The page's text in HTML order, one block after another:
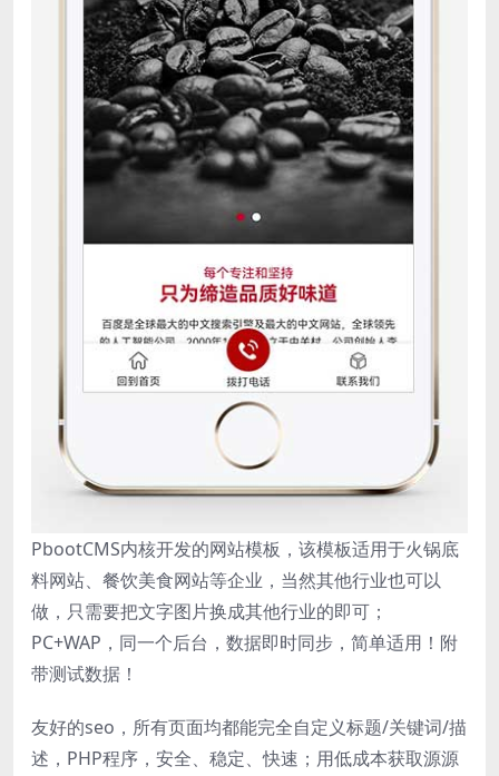
PbootCMS内核开发的网站模板，该模板适用于火锅底
料网站、餐饮美食网站等企业，当然其他行业也可以
做，只需要把文字图片换成其他行业的即可；
PC+WAP，同一个后台，数据即时同步，简单适用！附
带测试数据！
友好的seo，所有页面均都能完全自定义标题/关键词/描
述，PHP程序，安全、稳定、快速；用低成本获取源源